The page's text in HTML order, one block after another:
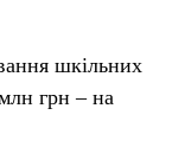
шкільних
грн – на